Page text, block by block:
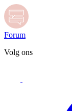
Forum
Volg ons